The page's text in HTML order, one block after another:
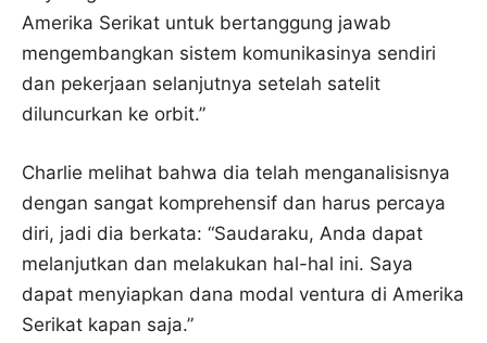
Amerika Serikat untuk bertanggung jawab
mengembangkan sistem komunikasinya sendiri
dan pekerjaan selanjutnya setelah satelit
diluncurkan ke orbit.”
Charlie melihat bahwa dia telah menganalisisnya
dengan sangat komprehensif dan harus percaya
diri, jadi dia berkata: “Saudaraku, Anda dapat
melanjutkan dan melakukan hal-hal ini. Saya
dapat menyiapkan dana modal ventura di Amerika
Serikat kapan saja.”